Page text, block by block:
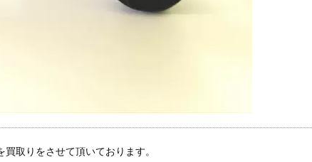
取りをさせて頂いております。